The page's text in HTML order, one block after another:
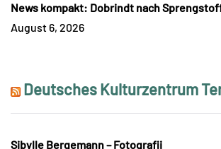
News kompakt: Dobrindt nach
August 6, 2026
Deutsches Kulturzentrum
Sibylle Bergemann – Fotografii